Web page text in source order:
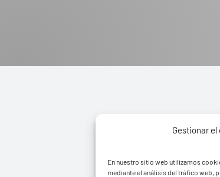
Gestionar
En nuestro sitio web utilizamos
mediante el análisis del tráfico web,